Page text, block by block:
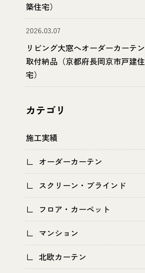
築住宅）
2026.03.07
リビング大窓へオーダーカーテン
取付納品（京都府長岡京市戸建住
宅）
カテゴリ
施工実績
オーダーカーテン
スクリーン・ブラインド
フロア・カーペット
マンション
北欧カーテン